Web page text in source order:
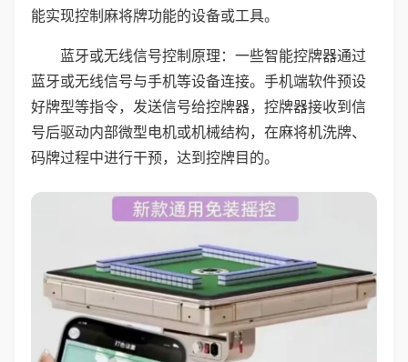
能实现控制麻将牌功能的设备或工具。
蓝牙或无线信号控制原理：一些智能控牌器通过
蓝牙或无线信号与手机等设备连接。手机端软件预设
好牌型等指令，发送信号给控牌器，控牌器接收到信
号后驱动内部微型电机或机械结构，在麻将机洗牌、
码牌过程中进行干预，达到控牌目的。